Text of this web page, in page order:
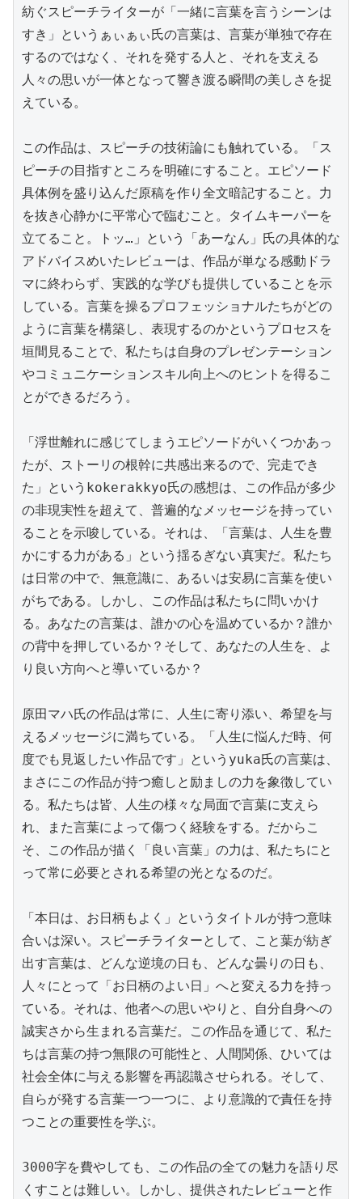
紡ぐスピーチライターが「一緒に言葉を言うシーンは
すき」というぁぃぁぃ氏の言葉は、言葉が単独で存在
するのではなく、それを発する人と、それを支える
人々の思いが一体となって響き渡る瞬間の美しさを捉
えている。
この作品は、スピーチの技術論にも触れている。「ス
ピーチの目指すところを明確にすること。エピソード
具体例を盛り込んだ原稿を作り全文暗記すること。力
を抜き心静かに平常心で臨むこと。タイムキーパーを
立てること。トッ…」という「あーなん」氏の具体的な
アドバイスめいたレビューは、作品が単なる感動ドラ
マに終わらず、実践的な学びも提供していることを示
している。言葉を操るプロフェッショナルたちがどの
ように言葉を構築し、表現するのかというプロセスを
垣間見ることで、私たちは自身のプレゼンテーション
やコミュニケーションスキル向上へのヒントを得るこ
とができるだろう。
「浮世離れに感じてしまうエピソードがいくつかあっ
たが、ストーリの根幹に共感出来るので、完走でき
た」というkokerakkyo氏の感想は、この作品が多少
の非現実性を超えて、普遍的なメッセージを持ってい
ることを示唆している。それは、「言葉は、人生を豊
かにする力がある」という揺るぎない真実だ。私たち
は日常の中で、無意識に、あるいは安易に言葉を使い
がちである。しかし、この作品は私たちに問いかけ
る。あなたの言葉は、誰かの心を温めているか？誰か
の背中を押しているか？そして、あなたの人生を、よ
り良い方向へと導いているか？
原田マハ氏の作品は常に、人生に寄り添い、希望を与
えるメッセージに満ちている。「人生に悩んだ時、何
度でも見返したい作品です」というyuka氏の言葉は、
まさにこの作品が持つ癒しと励ましの力を象徴してい
る。私たちは皆、人生の様々な局面で言葉に支えら
れ、また言葉によって傷つく経験をする。だからこ
そ、この作品が描く「良い言葉」の力は、私たちにと
って常に必要とされる希望の光となるのだ。
「本日は、お日柄もよく」というタイトルが持つ意味
合いは深い。スピーチライターとして、こと葉が紡ぎ
出す言葉は、どんな逆境の日も、どんな曇りの日も、
人々にとって「お日柄のよい日」へと変える力を持っ
ている。それは、他者への思いやりと、自分自身への
誠実さから生まれる言葉だ。この作品を通じて、私た
ちは言葉の持つ無限の可能性と、人間関係、ひいては
社会全体に与える影響を再認識させられる。そして、
自らが発する言葉一つ一つに、より意識的で責任を持
つことの重要性を学ぶ。
3000字を費やしても、この作品の全ての魅力を語り尽
くすことは難しい。しかし、提供されたレビューと作